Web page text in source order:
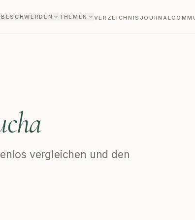
BESCHWERDEN THEMEN VERZEICHNIS JOURNAL
vergleichen und den